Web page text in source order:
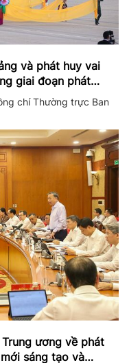
và phát huy vai
giai đoạn phát
chí Thường trực Ban
ương về phát
sáng tạo và